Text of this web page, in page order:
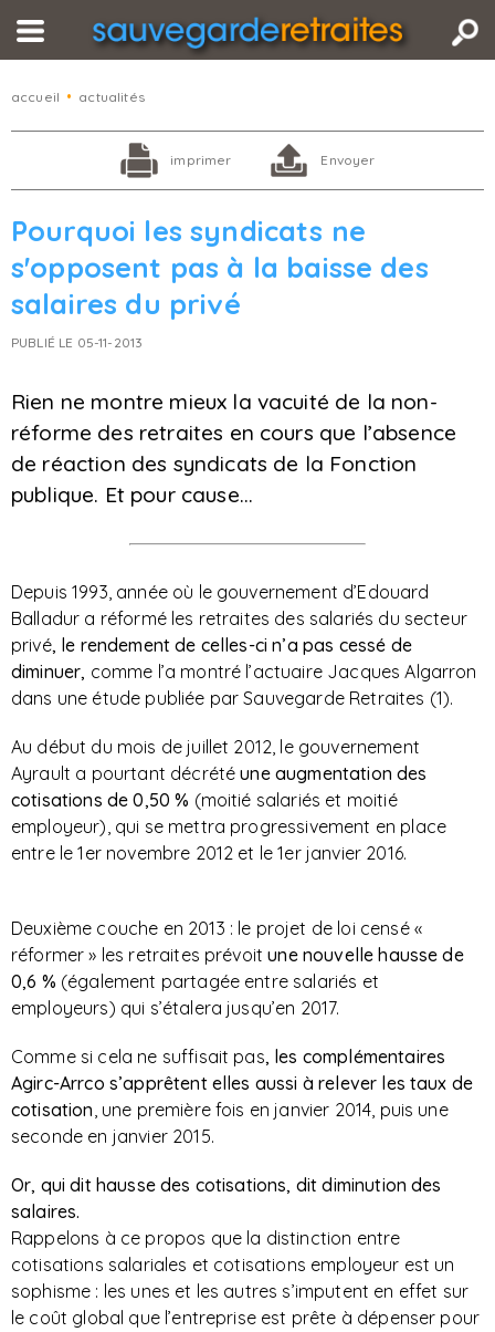
accueil • actualités
imprimer Envoyer
Pourquoi les syndicats ne
s'opposent pas à la baisse des
salaires du privé
PUBLIÉ LE 05-11-2013
Rien ne montre mieux la vacuité de la non-
réforme des retraites en cours que l’absence
de réaction des syndicats de la Fonction
publique. Et pour cause…
Depuis 1993, année où le gouvernement d’Edouard
Balladur a réformé les retraites des salariés du secteur
privé, le rendement de celles-ci n’a pas cessé de
diminuer, comme l’a montré l’actuaire Jacques Algarron
dans une étude publiée par Sauvegarde Retraites (1).
Au début du mois de juillet 2012, le gouvernement
Ayrault a pourtant décrétéune augmentation des
cotisations de 0,50 % (moitié salariés et moitié
employeur), qui se mettra progressivement en place
entre le 1er novembre 2012 et le 1er janvier 2016.
Deuxième couche en 2013 : le projet de loi censé «
réformer » les retraites prévoitune nouvelle hausse de
0,6 % (également partagée entre salariés et
employeurs) qui s’étalera jusqu’en 2017.
Comme si cela ne suffisait pas, les complémentaires
Agirc-Arrco s’apprêtent elles aussi à relever les taux de
cotisation, une première fois en janvier 2014, puis une
seconde en janvier 2015.
Or, qui dit hausse des cotisations, dit diminution des
salaires.
Rappelons à ce propos que la distinction entre
cotisations salariales et cotisations employeur est un
sophisme : les unes et les autres s’imputent en effet sur
le coût global que l’entreprise est prête à dépenser pour